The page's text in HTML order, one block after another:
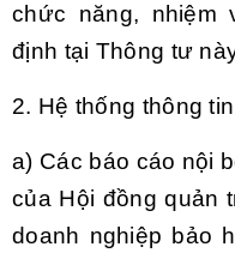
chức năng, nhiệm
định tại Thông tư
2. Hệ thống thông
a) Các báo cáo nội
của Hội đồng quản
doanh nghiệp bảo